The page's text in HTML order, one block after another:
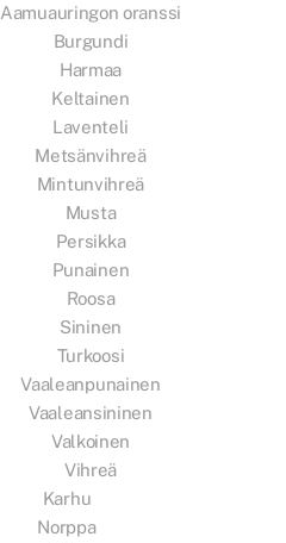
Aamuauringon oranssi
Burgundi
Harmaa
Keltainen
Laventeli
Metsänvihreä
Mintunvihreä
Musta
Persikka
Punainen
Roosa
Sininen
Turkoosi
Vaaleanpunainen
Vaaleansininen
Valkoinen
Vihreä
Karhu
Norppa